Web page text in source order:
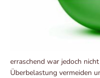
erraschend war jedoch
Überbelastung vermeiden